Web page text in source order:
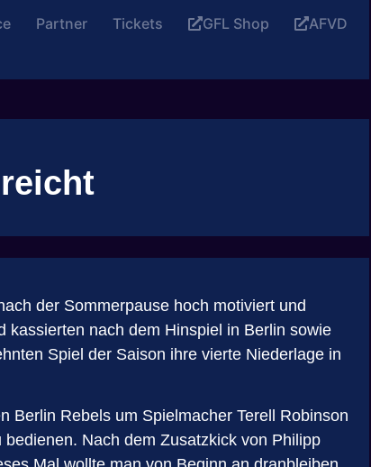
Partner Tickets GFL Shop AFVD
der Sommerpause hoch motiviert und
kassierten nach dem Hinspiel in Berlin sowie
Spiel der Saison ihre vierte Niederlage in
Berlin Rebels um Spielmacher Terell Robinson
Nach dem Zusatzkick von Philipp